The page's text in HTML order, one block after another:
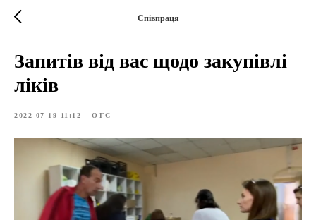
Співпраця
Запитів від вас щодо закупівлі
ліків
2022-07-19 11:12 ОГС